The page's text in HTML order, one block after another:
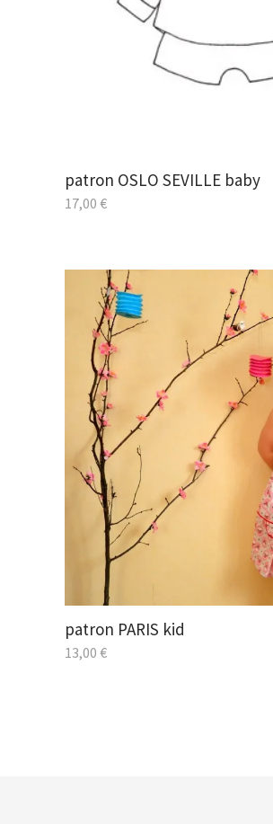
patron OSLO SEVILLE baby
17,00 €
patron PARIS kid
13,00 €